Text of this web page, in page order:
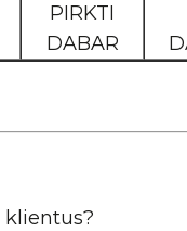
PIRKTI
DABAR
klientus?